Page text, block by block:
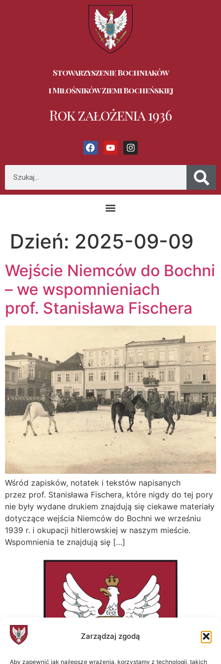
Zarządzaj zgodą
Aby zapewnić jak najlepsze wrażenia, korzystamy z technologii, takich
Stowarzyszenie Bochniaków
i Miłośników Ziemi Bocheńskiej
Rok założenia 1936
Dzień: 2025-09-09
Wejście Niemców do Bochni
– we wspomnieniach
prof. Stanisława Fischera
Wśród zapisków, notatek i tekstów napisanych
przez prof. Stanisława Fischera, które nigdy do tej pory
nie były wydane drukiem znajdują się ciekawe materiały
dotyczące wejścia Niemców do Bochni we wrześniu
1939 r. i okupacji hitlerowskiej w naszym mieście.
Wspomnienia te znajdują się […]